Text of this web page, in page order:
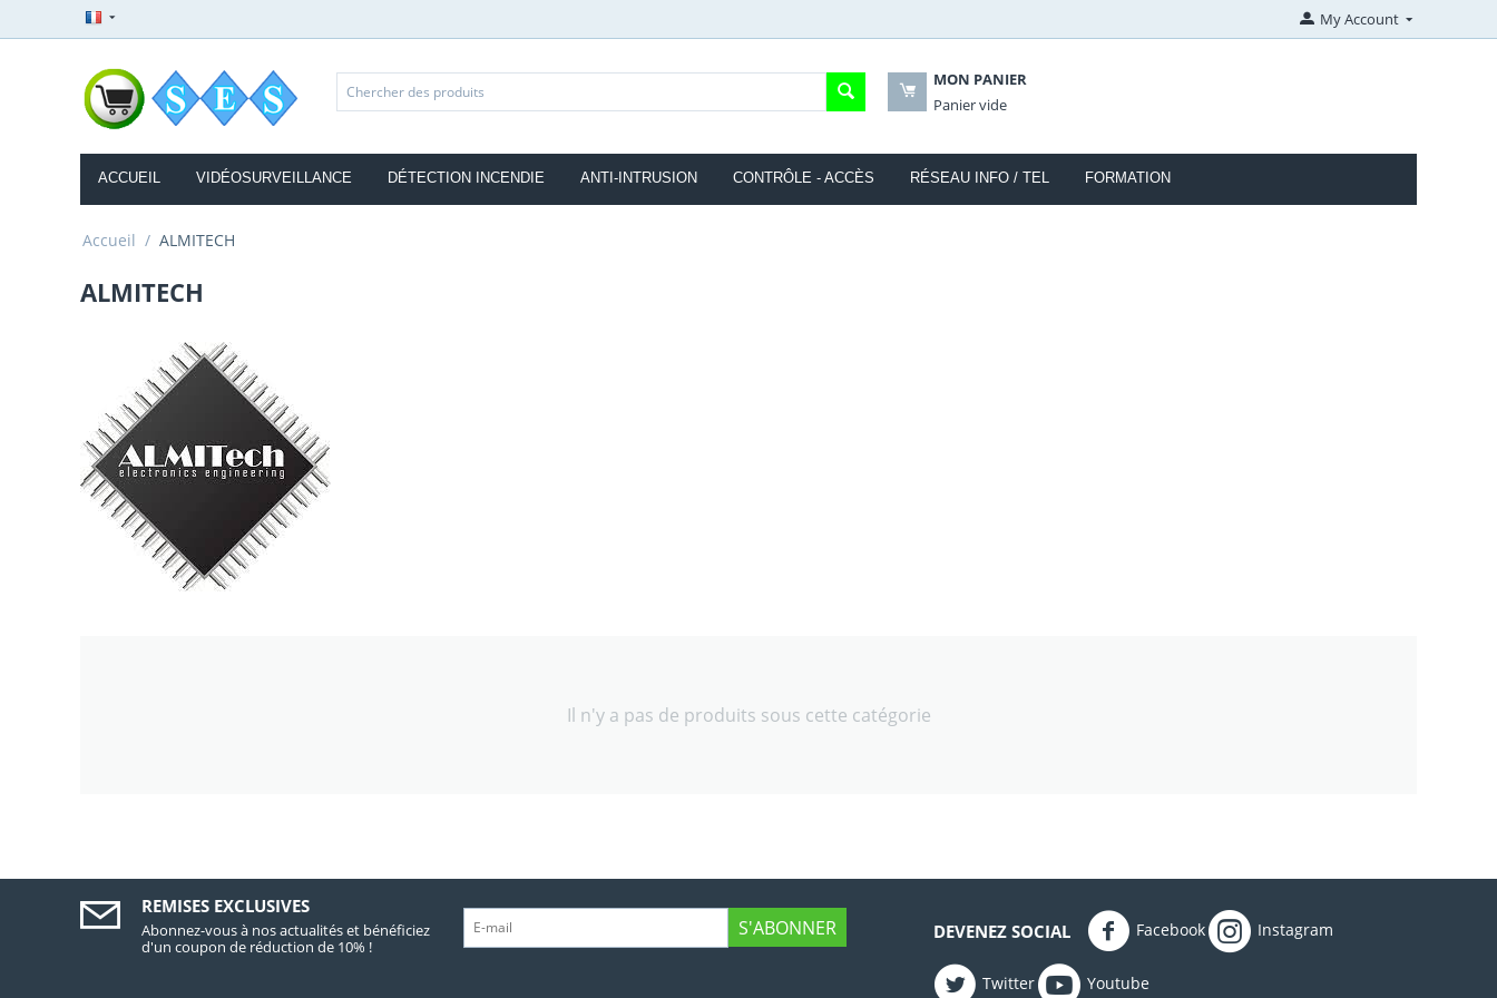
My Account
MON PANIER
Panier vide
ACCUEIL VIDÉOSURVEILLANCE DÉTECTION INCENDIE ANTI-INTRUSION CONTRÔLE - ACCÈS RÉSEAU INFO / TEL FORMATION
Accueil / ALMITECH
ALMITECH
Il n'y a pas de produits sous cette catégorie
REMISES EXCLUSIVES
Abonnez-vous à nos actualités et bénéficiez
d'un coupon de réduction de 10% !
S'ABONNER DEVENEZ SOCIAL Facebook Instagram
Twitter Youtube